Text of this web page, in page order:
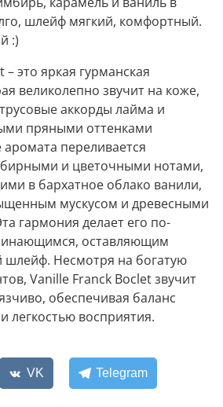
шлейф мягкий, комфортный.
:)
это яркая гурманская
великолепно звучит на коже,
аккорды лайма и
пряными оттенками
переливается
и цветочными нотами,
в бархатное облако ванили,
мускусом и древесными
гармония делает его по-
оставляющим
шлейф. Несмотря на богатую
Vanille Franck Boclet звучит
обеспечивая баланс
легкостью восприятия.
VK Telegram